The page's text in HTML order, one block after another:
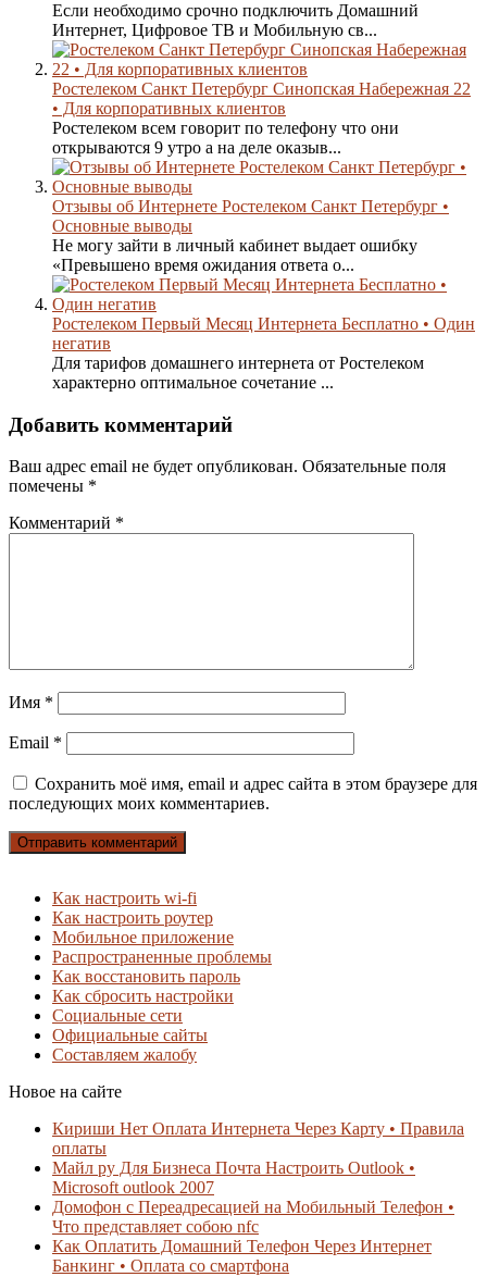
Если необходимо срочно подключить Домашний
Интернет, Цифровое ТВ и Мобильную св...
Ростелеком Санкт Петербург Синопская Набережная 22
• Для корпоративных клиентов
Ростелеком всем говорит по телефону что они
открываются 9 утро а на деле оказыв...
Отзывы об Интернете Ростелеком Санкт Петербург •
Основные выводы
Не могу зайти в личный кабинет выдает ошибку
«Превышено время ожидания ответа о...
Ростелеком Первый Месяц Интернета Бесплатно • Один
негатив
Для тарифов домашнего интернета от Ростелеком
характерно оптимальное сочетание ...
Добавить комментарий
Ваш адрес email не будет опубликован. Обязательные поля
помечены *
Комментарий *
Имя *
Email *
Сохранить моё имя, email и адрес сайта в этом браузере для
последующих моих комментариев.
Как настроить wi-fi
Как настроить роутер
Мобильное приложение
Распространенные проблемы
Как восстановить пароль
Как сбросить настройки
Социальные сети
Официальные сайты
Составляем жалобу
Новое на сайте
Кириши Нет Оплата Интернета Через Карту • Правила
оплаты
Майл ру Для Бизнеса Почта Настроить Outlook •
Microsoft outlook 2007
Домофон с Переадресацией на Мобильный Телефон •
Что представляет собою nfc
Как Оплатить Домашний Телефон Через Интернет
Банкинг • Оплата со смартфона